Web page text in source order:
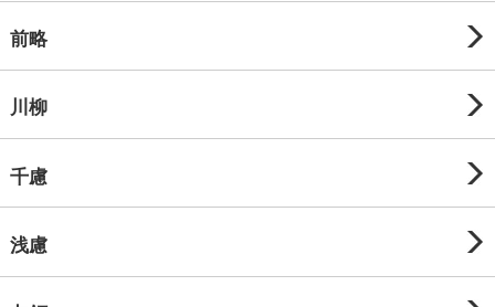
前略
川柳
千慮
浅慮